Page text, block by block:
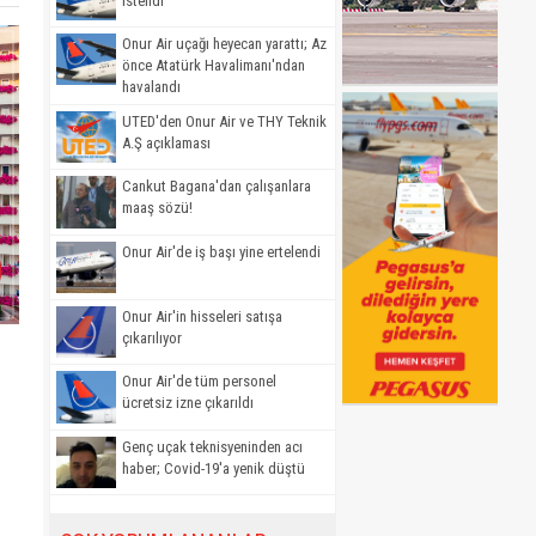
Onur Air uçağı heyecan yarattı; Az
önce Atatürk Havalimanı'ndan
havalandı
UTED'den Onur Air ve THY Teknik
A.Ş açıklaması
Cankut Bagana'dan çalışanlara
maaş sözü!
Onur Air'de iş başı yine ertelendi
Onur Air'in hisseleri satışa
çıkarılıyor
Onur Air'de tüm personel
ücretsiz izne çıkarıldı
Genç uçak teknisyeninden acı
haber; Covid-19'a yenik düştü